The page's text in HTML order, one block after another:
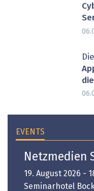
EVENTS
Netzmedien
19. August 2026 -
Seminarhotel